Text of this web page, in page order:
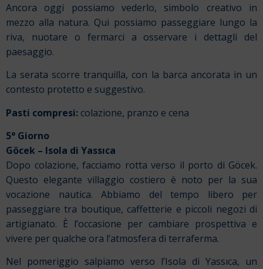
Ancora oggi possiamo vederlo, simbolo creativo in
mezzo alla natura. Qui possiamo passeggiare lungo la
riva, nuotare o fermarci a osservare i dettagli del
paesaggio.
La serata scorre tranquilla, con la barca ancorata in un
contesto protetto e suggestivo.
Pasti compresi: colazione, pranzo e cena
5° Giorno
Göcek – Isola di Yassıca
Dopo colazione, facciamo rotta verso il porto di Göcek.
Questo elegante villaggio costiero è noto per la sua
vocazione nautica. Abbiamo del tempo libero per
passeggiare tra boutique, caffetterie e piccoli negozi di
artigianato. È l’occasione per cambiare prospettiva e
vivere per qualche ora l’atmosfera di terraferma.
Nel pomeriggio salpiamo verso l’Isola di Yassıca, un